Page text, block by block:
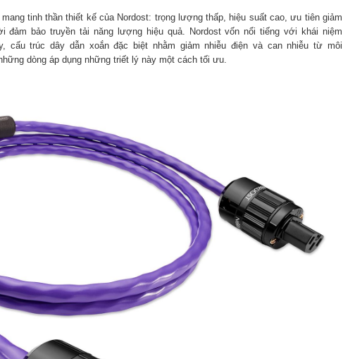
tinh thần thiết kế của Nordost: trọng lượng thấp, hiệu suất cao, ưu tiên giảm
đảm bảo truyền tải năng lượng hiệu quả. Nordost vốn nổi tiếng với khái niệm
cấu trúc dây dẫn xoắn đặc biệt nhằm giảm nhiễu điện và can nhiễu từ môi
dòng áp dụng những triết lý này một cách tối ưu.